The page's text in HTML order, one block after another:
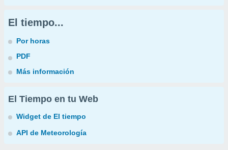
El tiempo...
Por horas
PDF
Más información
El Tiempo en tu Web
Widget de El tiempo
API de Meteorología